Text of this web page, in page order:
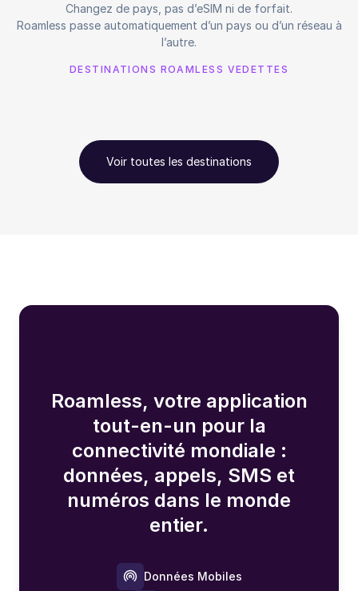
Changez de pays, pas d’eSIM ni de forfait.
Roamless passe automatiquement d’un pays ou d’un réseau à
l’autre.
DESTINATIONS ROAMLESS VEDETTES
Voir toutes les destinations
Roamless, votre application
tout-en-un pour la
connectivité mondiale :
données, appels, SMS et
numéros dans le monde
entier.
Données Mobiles